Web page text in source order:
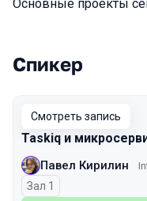
Основные проекты
Выступления
Спикер
Смотреть запись
Taskiq и
Павел Кирилин
Зал 1